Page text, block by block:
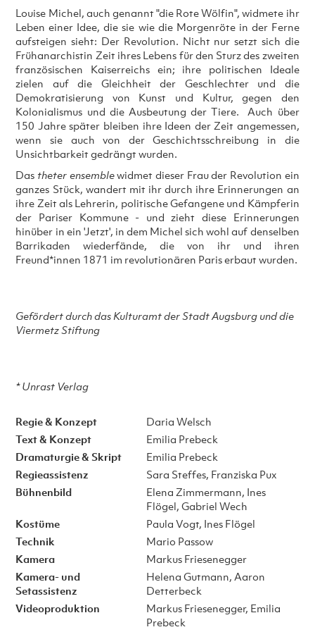
Louise Michel, auch genannt "die Rote Wölfin", widmete ihr
Leben einer Idee, die sie wie die Morgenröte in der Ferne
aufsteigen sieht: Der Revolution. Nicht nur setzt sich die
Frühanarchistin Zeit ihres Lebens für den Sturz des zweiten
französischen Kaiserreichs ein; ihre politischen Ideale
zielen auf die Gleichheit der Geschlechter und die
Demokratisierung von Kunst und Kultur, gegen den
Kolonialismus und die Ausbeutung der Tiere. Auch über
150 Jahre später bleiben ihre Ideen der Zeit angemessen,
wenn sie auch von der Geschichtsschreibung in die
Unsichtbarkeit gedrängt wurden.
Das theter ensemblewidmet dieser Frau der Revolution ein
ganzes Stück, wandert mit ihr durch ihre Erinnerungen an
ihre Zeit als Lehrerin, politische Gefangene und Kämpferin
der Pariser Kommune - und zieht diese Erinnerungen
hinüber in ein 'Jetzt', in dem Michel sich wohl auf denselben
Barrikaden wiederfände, die von ihr und ihren
Freund*innen 1871 im revolutionären Paris erbaut wurden.
Gefördert durch das Kulturamt der Stadt Augsburg und die
Viermetz Stiftung
* Unrast Verlag
Regie & Konzept
Daria Welsch
Text & Konzept
Emilia Prebeck
Dramaturgie & Skript
Emilia Prebeck
Regieassistenz
Sara Steffes, Franziska Pux
Bühnenbild
Elena Zimmermann, Ines
Flögel, Gabriel Wech
Kostüme
Paula Vogt, Ines Flögel
Technik
Mario Passow
Kamera
Markus Friesenegger
Kamera- und
Setassistenz
Helena Gutmann, Aaron
Detterbeck
Videoproduktion
Markus Friesenegger, Emilia
Prebeck